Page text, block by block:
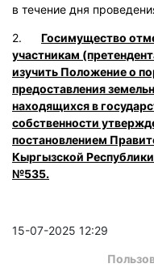
в течение дня
2. Госимущество
участникам
изучить Положение о
предоставления
находящихся в
собственности
постановлением
Кыргызской
№535.
15-07-2025 12:29